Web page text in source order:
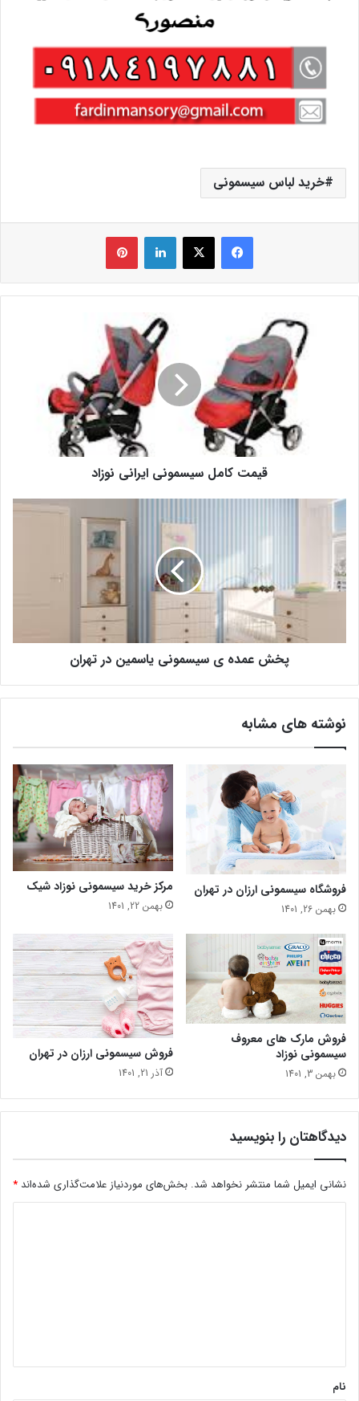
خرید لباس سیسمونی
فیس بوک X لینکدین ‫پین‌ترست
قیمت کامل سیسمونی ایرانی نوزاد
پخش عمده ی سیسمونی یاسمین در تهران
نوشته های مشابه
فروشگاه سیسمونی ارزان در تهران
بهمن 26, 1401
مرکز خرید سیسمونی نوزاد شیک
بهمن 22, 1401
فروش مارک های معروف
سیسمونی نوزاد
بهمن 3, 1401
فروش سیسمونی ارزان در تهران
آذر 21, 1401
دیدگاهتان را بنویسید
نشانی ایمیل شما منتشر نخواهد شد. بخش‌های موردنیاز علامت‌گذاری شده‌اند *
نام